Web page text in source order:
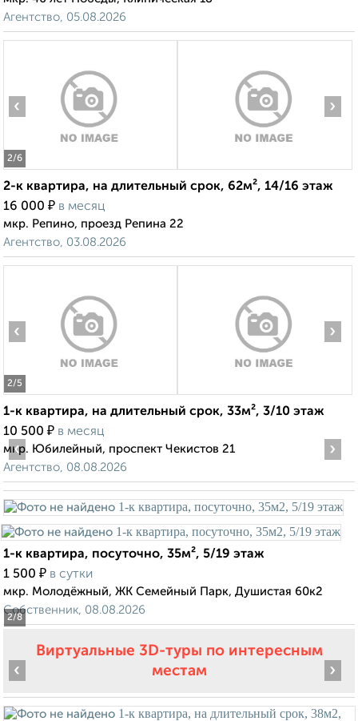
Агентство, 05.08.2026
2/6
‹ ›
2-к квартира, на длительный срок, 62м², 14/16 этаж
16 000 ₽ в месяц
мкр. Репино, проезд Репина 22
Агентство, 03.08.2026
2/5
‹ ›
1-к квартира, на длительный срок, 33м², 3/10 этаж
10 500 ₽ в месяц
мкр. Юбилейный, проспект Чекистов 21
Агентство, 08.08.2026
2/8
‹ ›
1-к квартира, посуточно, 35м², 5/19 этаж
1 500 ₽ в сутки
мкр. Молодёжный, ЖК Семейный Парк, Душистая 60к2
Собственник, 08.08.2026
Виртуальные 3D-туры по интересным
местам
‹ ›